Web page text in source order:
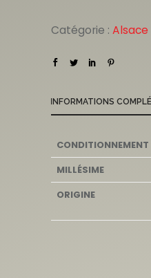
Catégorie : Alsace
INFORMATIONS
CONDITIONNEMENT
MILLÉSIME
ORIGINE